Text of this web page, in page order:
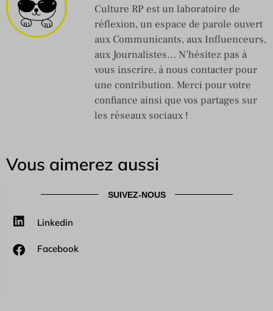
Culture RP est un laboratoire de
réflexion, un espace de parole ouvert
aux Communicants, aux Influenceurs,
aux Journalistes… N’hésitez pas à
vous inscrire, à nous contacter pour
une contribution. Merci pour votre
confiance ainsi que vos partages sur
les réseaux sociaux !
Vous aimerez aussi
SUIVEZ-NOUS
Linkedin
Facebook